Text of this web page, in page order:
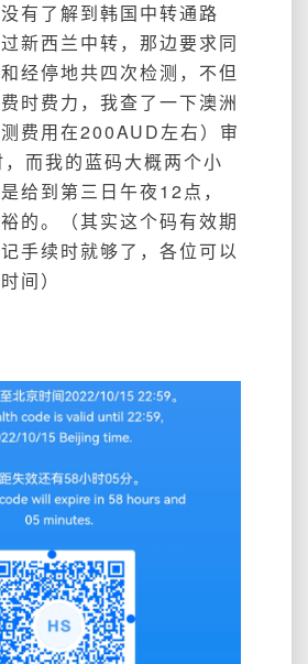
有了解到韩国中转通路
新西兰中转，那边要求同
经停地共四次检测，不但
时费力，我查了一下澳洲
费用在200AUD左右）审
而我的蓝码大概两个小
给到第三日午夜12点，
的。（其实这个码有效期
手续时就够了，各位可以
间）